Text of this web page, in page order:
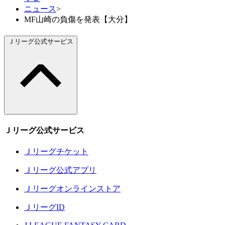
ニュース>
MF山崎の負傷を発表【大分】
Ｊリーグ公式サービス
Ｊリーグ公式サービス
Ｊリーグチケット
Ｊリーグ公式アプリ
Ｊリーグオンラインストア
ＪリーグID